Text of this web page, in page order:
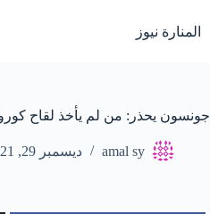
إلى
المحتوى
المنارة نيوز
جونسون يحذر: من لم يأخذ لقاح
amal sy ديسمبر 29, 2021